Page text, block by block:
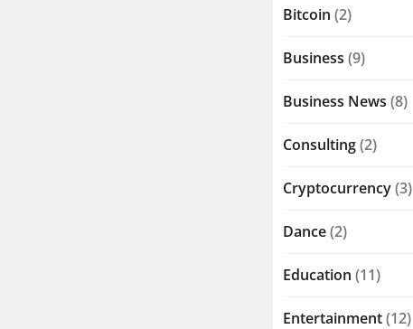
Bitcoin (2)
Business (9)
Business News (8)
Consulting(2)
Cryptocurrency(3)
Dance(2)
Education (11)
Entertainment(12)